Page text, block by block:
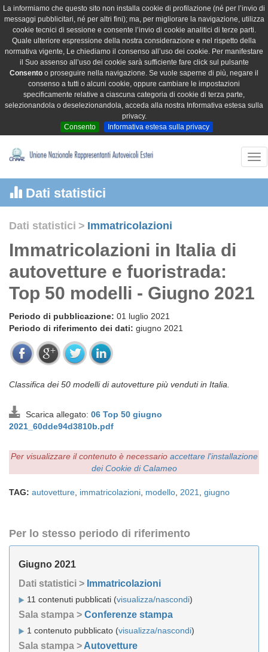
La informiamo che questo sito non installa cookie di profilazione (né per l’invio di
messaggi pubblicitari, né per altri fini); ma, per migliorare la navigazione, utilizza
cookie tecnici di sessione e consente l’invio di cookie analitici di terze parti.
Quale ulteriore espressione della nostra considerazione e nel rispetto della
normativa vigente, Le chiediamo il consenso all’uso dei cookie. Per manifestare
il Suo assenso all’uso dei cookie sarà sufficiente fare click sul pulsante
Consento o proseguire nella navigazione. Se vuole saperne di più, negare il
consenso a tutti o alcuni cookie, oppure cambiare le impostazioni
specificamente relative a ciascuna categoria di cookie di terza parte,
selezionandola o deselezionandola, acceda alla nostra Informativa estesa sulla
privacy.
Consento
Informativa estesa sulla privacy
Dati statistici
Dati statistici > Immatricolazioni
Immatricolazioni in Italia di
autovetture e fuoristrada:
Top 50 modelli - Giugno 2021
Periodo di pubblicazione: 01 luglio 2021
Periodo di riferimento dei dati: giugno 2021
Classifica dei 50 modelli di autovetture più venduti in Italia.
Scarica allegato: 06 Top 50 giugno
2021_60dde94d3810b.pdf
Per visualizzare il contenuto è necessario accettare l'installazione
dei Cookie di Calameo
TAG: autovetture immatricolazioni modello 2021 giugno
Per lo stesso periodo di riferimento
Giugno 2021
Dati statistici > Immatricolazioni
11 contenuti pubblicati (visualizza/nascondi)
Sala stampa > Conferenze stampa
1 contenuto pubblicato (visualizza/nascondi)
Sala stampa > Autovetture